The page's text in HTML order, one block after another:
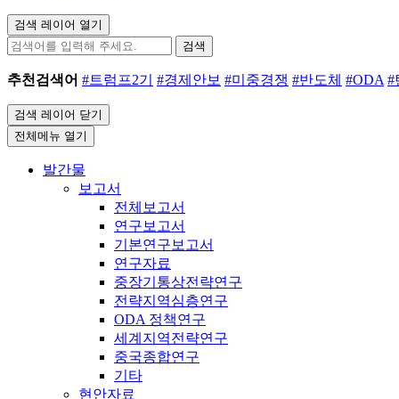
검색 레이어 열기
검색
추천검색어 #트럼프2기 #경제안보 #미중경쟁 #반도체 #ODA #
검색 레이어 닫기
전체메뉴 열기
발간물
보고서
전체보고서
연구보고서
기본연구보고서
연구자료
중장기통상전략연구
전략지역심층연구
ODA 정책연구
세계지역전략연구
중국종합연구
기타
현안자료